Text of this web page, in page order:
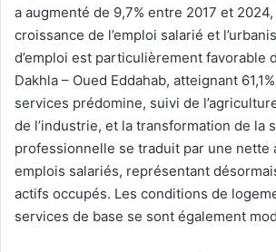
a augmenté de 9,7% entre 2017 et
croissance de l’emploi salarié et
d’emploi est particulièrement favorable
Dakhla – Oued Eddahab, atteignant
services prédomine, suivi de
de l’industrie, et la transformation de la
professionnelle se traduit par une nette
emplois salariés, représentant
actifs occupés. Les conditions de
services de base se sont également